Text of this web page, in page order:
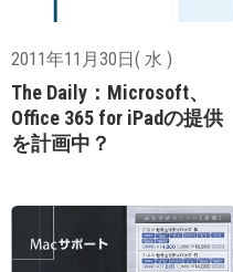
2011年11月30日( 水 )
The Daily：Microsoft、
Office 365 for iPadの提供
を計画中？